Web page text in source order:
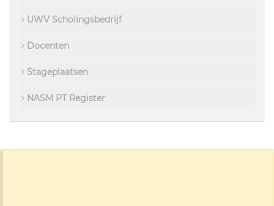
UWV Scholingsbedrijf
Docenten
Stageplaatsen
NASM PT Register